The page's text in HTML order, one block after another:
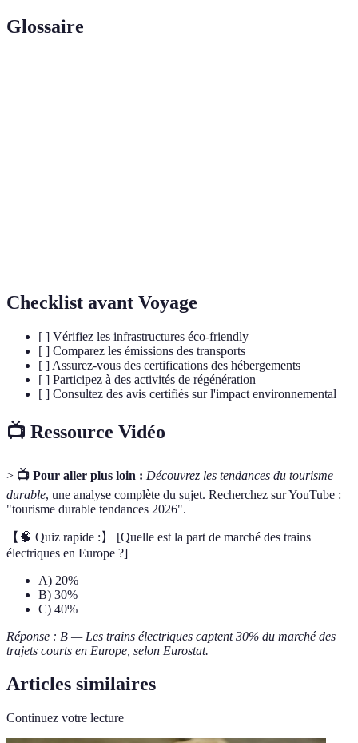
Glossaire
Checklist avant Voyage
[ ] Vérifiez les infrastructures éco-friendly
[ ] Comparez les émissions des transports
[ ] Assurez-vous des certifications des hébergements
[ ] Participez à des activités de régénération
[ ] Consultez des avis certifiés sur l'impact environnemental
📺 Ressource Vidéo
> 📺 Pour aller plus loin : Découvrez les tendances du tourisme
durable, une analyse complète du sujet. Recherchez sur YouTube :
"tourisme durable tendances 2026".
【🧠 Quiz rapide :】 [Quelle est la part de marché des trains
électriques en Europe ?]
A) 20%
B) 30%
C) 40%
Réponse : B — Les trains électriques captent 30% du marché des
trajets courts en Europe, selon Eurostat.
Articles similaires
Continuez votre lecture